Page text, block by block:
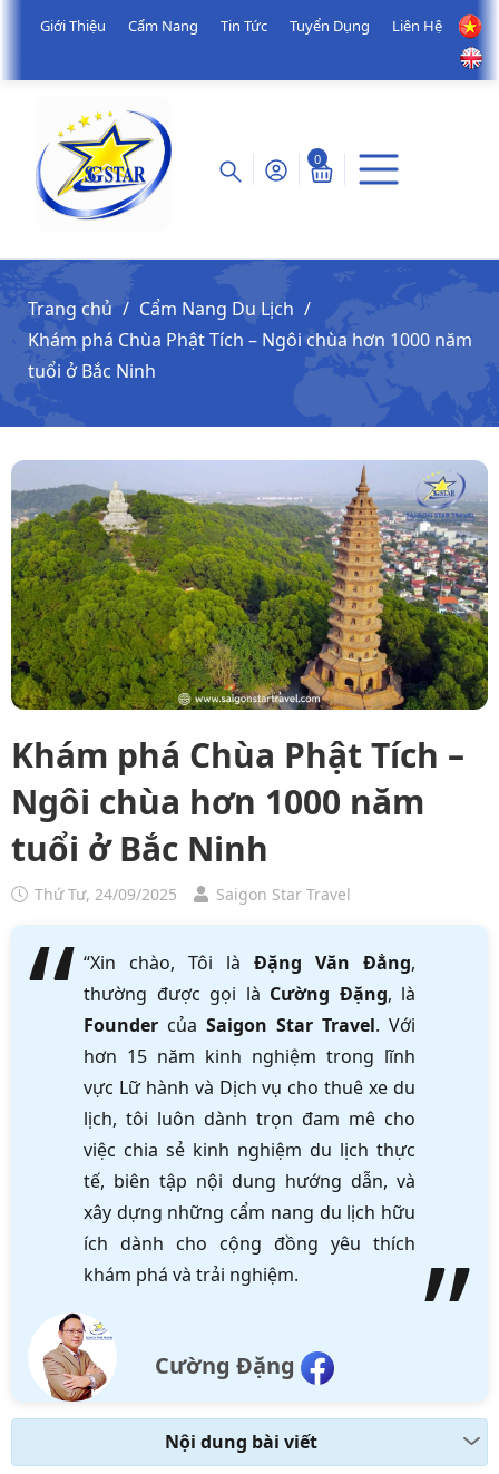
Giới Thiệu Cẩm Nang Tin Tức Tuyển Dụng Liên Hệ
0
Trang chủ
Cẩm Nang Du Lịch
Khám phá Chùa Phật Tích – Ngôi chùa hơn 1000 năm
tuổi ở Bắc Ninh
Khám phá Chùa Phật Tích –
Ngôi chùa hơn 1000 năm
tuổi ở Bắc Ninh
Thứ Tư, 24/09/2025 Saigon Star Travel
“Xin chào, Tôi là Đặng Văn Đẳng,
thường được gọi là Cường Đặng, là
Founder của Saigon Star Travel. Với
hơn 15 năm kinh nghiệm trong lĩnh
vực Lữ hành và Dịch vụ cho thuê xe du
lịch, tôi luôn dành trọn đam mê cho
việc chia sẻ kinh nghiệm du lịch thực
tế, biên tập nội dung hướng dẫn, và
xây dựng những cẩm nang du lịch hữu
ích dành cho cộng đồng yêu thích
khám phá và trải nghiệm.
Cường Đặng
Nội dung bài viết